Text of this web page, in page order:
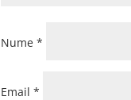
Nume *
Email *